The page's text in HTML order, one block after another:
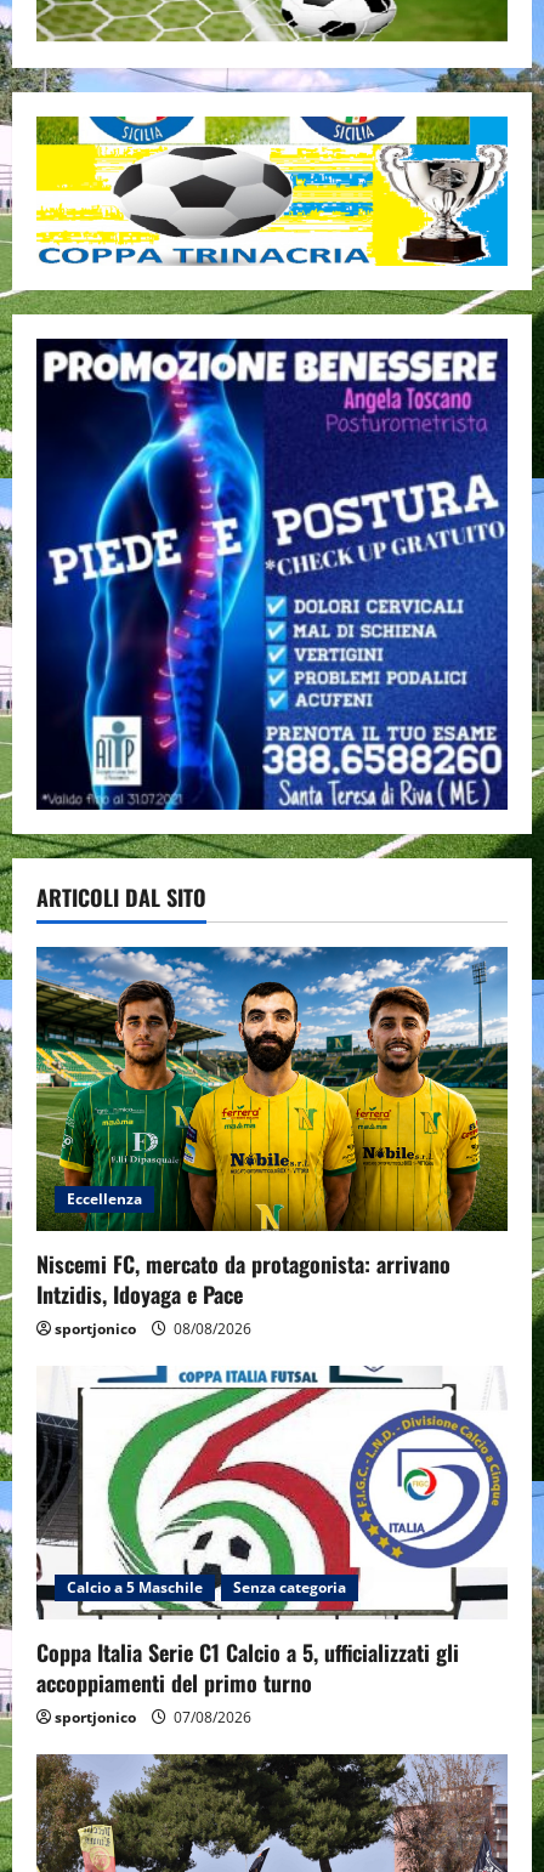
ARTICOLI DAL SITO
Eccellenza
Niscemi FC, mercato da protagonista: arrivano
Intzidis, Idoyaga e Pace
sportjonico 08/08/2026
Calcio a 5 Maschile Senza categoria
Coppa Italia Serie C1 Calcio a 5, ufficializzati gli
accoppiamenti del primo turno
sportjonico 07/08/2026